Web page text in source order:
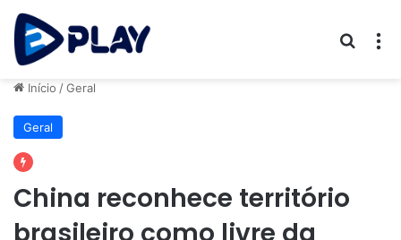
Início /Geral
Geral
China reconhece território